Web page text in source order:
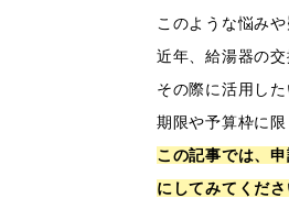
このような悩み
近年、給湯器の
その際に活用し
期限や予算枠に
この記事では、
にしてみてくださ